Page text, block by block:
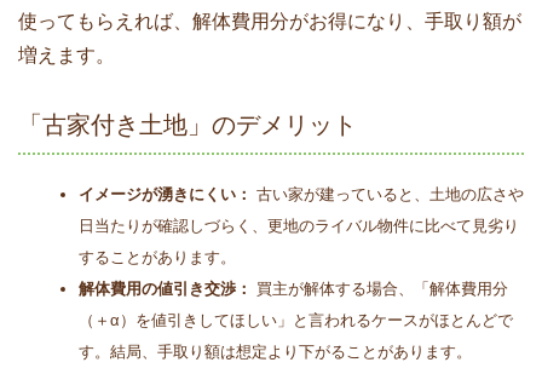
使ってもらえれば、解体費用分がお得になり、手取り額が
増えます。
「古家付き土地」のデメリット
イメージが湧きにくい： 古い家が建っていると、土地の広さや
日当たりが確認しづらく、更地のライバル物件に比べて見劣り
することがあります。
解体費用の値引き交渉：
買主が解体する場合、「解体費用分
（＋α）を値引きしてほしい」と言われるケースがほとんどで
す。結局、手取り額は想定より下がることがあります。